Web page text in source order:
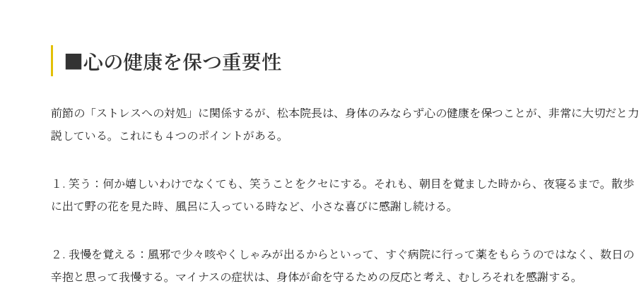
■心の健康を保つ重要性
前節の「ストレスへの対処」に関係するが、松本院長は、身体のみならず心の健康を保つことが、非常に大切だと力
説している。これにも４つのポイントがある。
１. 笑う：何か嬉しいわけでなくても、笑うことをクセにする。それも、朝目を覚ました時から、夜寝るまで。散歩
に出て野の花を見た時、風呂に入っている時など、小さな喜びに感謝し続ける。
２. 我慢を覚える：風邪で少々咳やくしゃみが出るからといって、すぐ病院に行って薬をもらうのではなく、数日の
辛抱と思って我慢する。マイナスの症状は、身体が命を守るための反応と考え、むしろそれを感謝する。